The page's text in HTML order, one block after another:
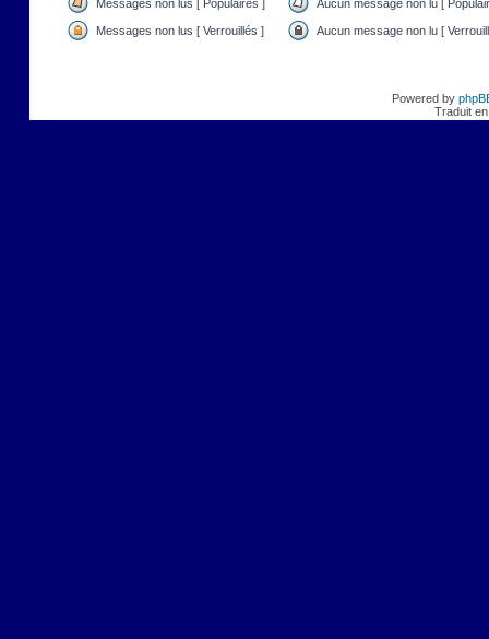
Messages non lus [ Populaires ] Aucun message non lu [
Messages non lus [ Verrouillés ] Aucun message non lu [
Powered by
Traduit